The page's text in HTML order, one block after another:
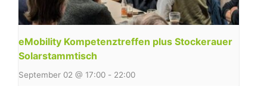
eMobility Kompetenztreffen plus Stockerauer
Solarstammtisch
September 02 @ 17:00 - 22:00